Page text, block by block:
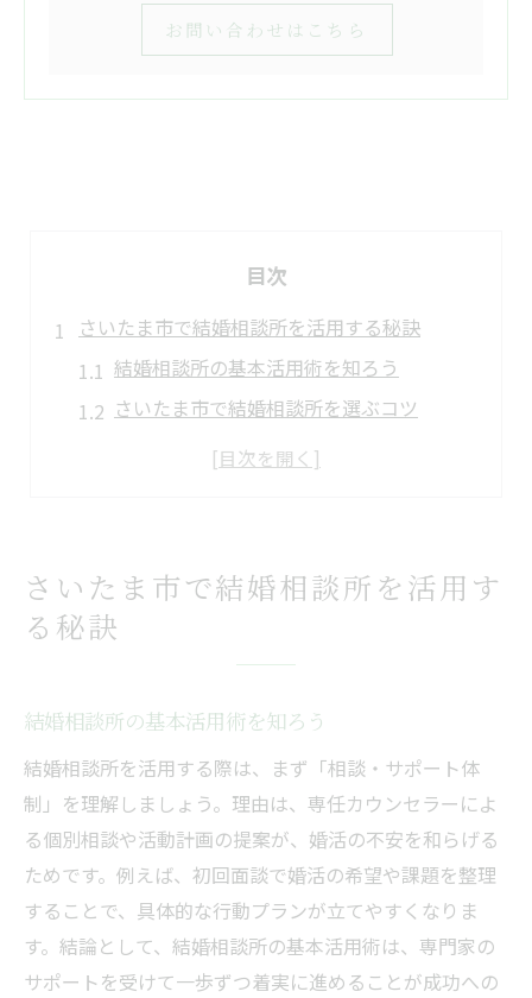
お問い合わせはこちら
目次
さいたま市で結婚相談所を活用する秘訣
結婚相談所の基本活用術を知ろう
さいたま市で結婚相談所を選ぶコツ
結婚相談所体験談から学ぶ婚活成功例
結婚相談所を使った理想の出会い方
婚活を始めるなら結婚相談所の選び方が重要
結婚相談所選びで押さえるべきポイント
結婚相談所一覧を活用した賢い比較法
結婚相談所体験談で失敗しない選択を
さいたま市の結婚相談で得られる安心感
年の差婚も視野に入れた相談所選び
体験談で分かる結婚相談所活用の安心ポイント
結婚相談所体験談が示す安心の理由
ブログで知る結婚相談所の実際の声
さいたま市で結婚相談所を活用す
る秘訣
結婚相談所の基本活用術を知ろう
結婚相談所を活用する際は、まず「相談・サポート体
制」を理解しましょう。理由は、専任カウンセラーによ
る個別相談や活動計画の提案が、婚活の不安を和らげる
ためです。例えば、初回面談で婚活の希望や課題を整理
することで、具体的な行動プランが立てやすくなりま
す。結論として、結婚相談所の基本活用術は、専門家の
サポートを受けて一歩ずつ着実に進めることが成功への